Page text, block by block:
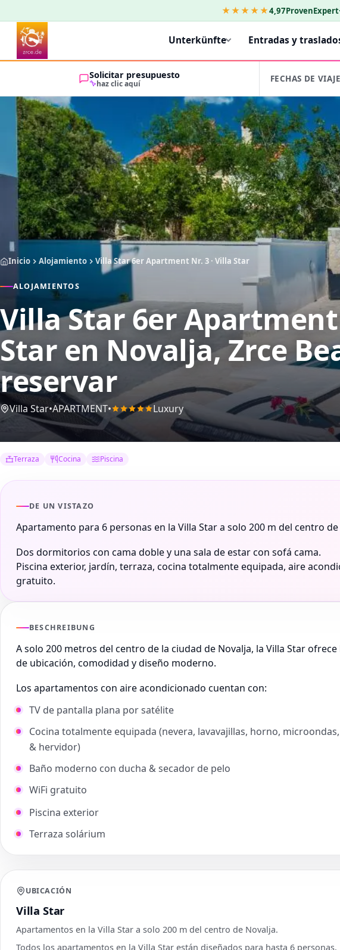
★★★★★4,97ProvenExpert·
Unterkünfte Entradas y
Solicitar presupuesto
haz clic aquí FECHAS DE VIAJE
Inicio Alojamiento Villa Star 6er Apartment Nr. 3 · Villa Star
ALOJAMIENTOS
Villa Star 6er Apartment
Staren Novalja, Zrce
reservar
Villa Star•APARTMENT• Luxury
Terraza Cocina Piscina
DE UN VISTAZO
Apartamento para 6 personas en la Villa Star a solo 200 m del centro de
Dos dormitorios con cama doble y una sala de estar con sofá cama.
Piscina exterior, jardín, terraza, cocina totalmente equipada, aire
gratuito.
BESCHREIBUNG
A solo 200 metros del centro de la ciudad de Novalja, la Villa Star
de ubicación, comodidad y diseño moderno.
Los apartamentos con aire acondicionado cuentan con:
TV de pantalla plana por satélite
Cocina totalmente equipada (nevera, lavavajillas, horno,
& hervidor)
Baño moderno con ducha & secador de pelo
WiFi gratuito
Piscina exterior
Terraza solárium
UBICACIÓN
Villa Star
Apartamentos en la Villa Star a solo 200 m del centro de Novalja.
Todos los apartamentos en la Villa Star están diseñados para hasta 6 personas.